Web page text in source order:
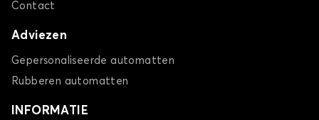
Contact
Adviezen
Gepersonaliseerde automatten
Rubberen automatten
INFORMATIE